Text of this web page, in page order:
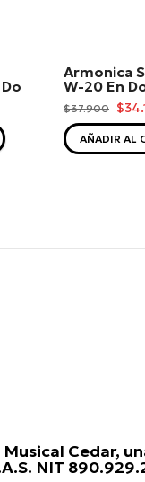
Armonica
W-20 En
$37.900
AÑADIR AL
Cedar,
NIT